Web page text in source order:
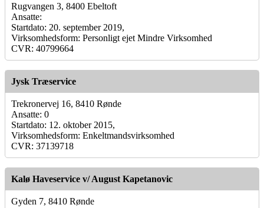
Rugvangen 3, 8400 Ebeltoft
Ansatte:
Startdato: 20. september 2019,
Virksomhedsform: Personligt ejet Mindre Virksomhed
CVR: 40799664
Jysk Træservice
Trekronervej 16, 8410 Rønde
Ansatte: 0
Startdato: 12. oktober 2015,
Virksomhedsform: Enkeltmandsvirksomhed
CVR: 37139718
Kalø Haveservice v/ August Kapetanovic
Gyden 7, 8410 Rønde